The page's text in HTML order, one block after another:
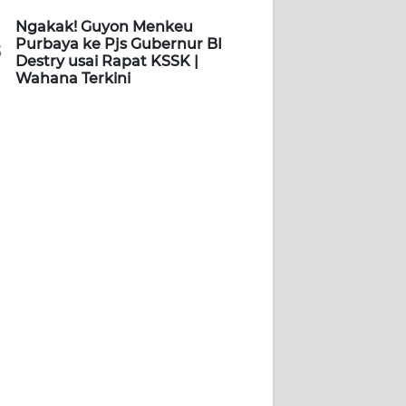
Ngakak! Guyon Menkeu
Purbaya ke Pjs Gubernur BI
Destry usai Rapat KSSK |
Wahana Terkini